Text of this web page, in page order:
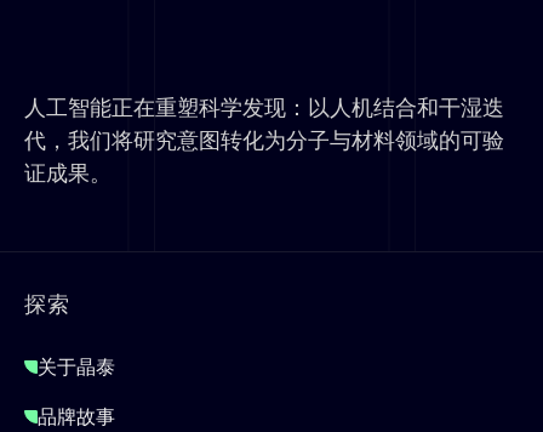
人工智能正在重塑科学发现：以人机结合和干湿迭
代，我们将研究意图转化为分子与材料领域的可验
证成果。
探索
关于晶泰
品牌故事